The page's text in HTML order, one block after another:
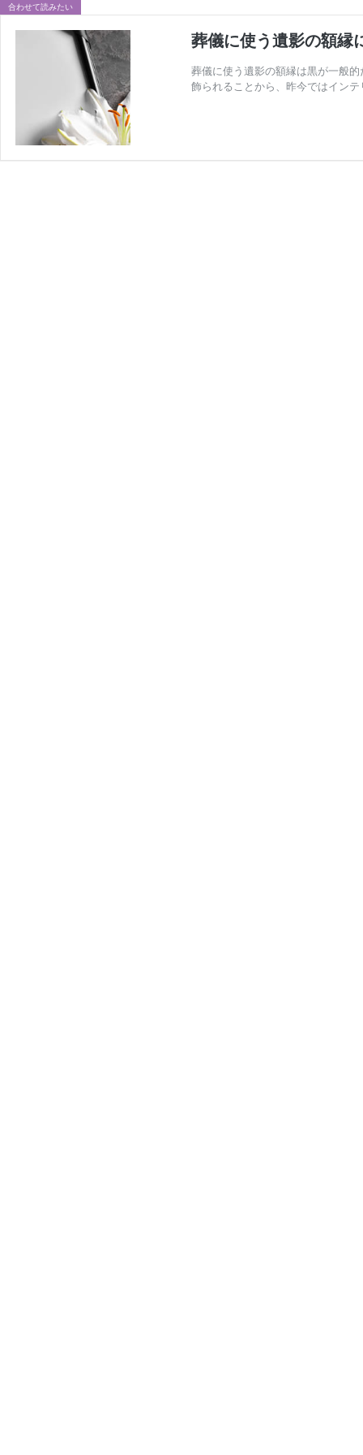
合わせて読みたい
葬儀に使う遺影の額縁
葬儀に使う遺影の額縁は黒が一般
飾られることから、昨今ではイン